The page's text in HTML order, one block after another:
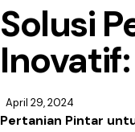
Solusi
Inovatif:
April 29, 2024
Pertanian Pintar